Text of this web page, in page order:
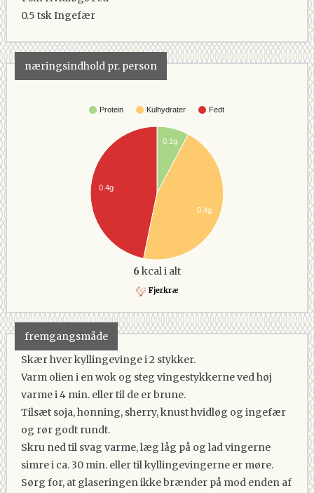
0.5 tskIngefær
næringsindhold pr. person
Protein Kulhydrater Fedt
0.1g
0.4g
0.4g
6 kcal i alt
Fjerkræ
fremgangsmåde
Skær hver kyllingevinge i 2 stykker.
Varm olien i en wok og steg vingestykkerne ved høj
varme i 4 min. eller til de er brune.
Tilsæt soja, honning, sherry, knust hvidløg og ingefær
og rør godt rundt.
Skru ned til svag varme, læg låg på og lad vingerne
simre i ca. 30 min. eller til kyllingevingerne er møre.
Sørg for, at glaseringen ikke brænder på mod enden af